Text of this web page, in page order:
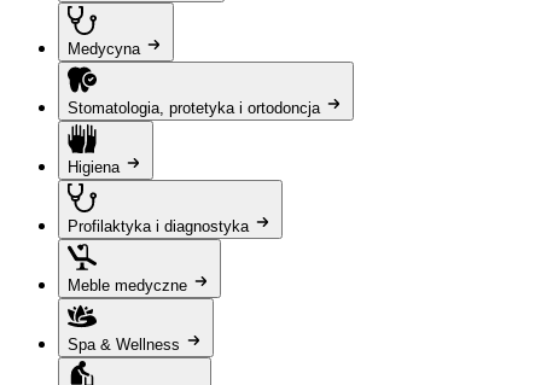
Medycyna
Stomatologia, protetyka i ortodoncja
Higiena
Profilaktyka i diagnostyka
Meble medyczne
Spa & Wellness